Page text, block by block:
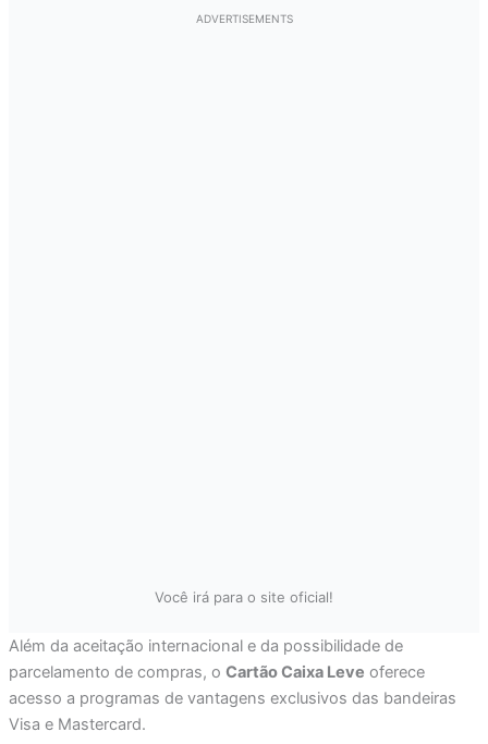
ADVERTISEMENTS
Você irá para o site oficial!
Além da aceitação internacional e da possibilidade de
parcelamento de compras, o Cartão Caixa Leve oferece
acesso a programas de vantagens exclusivos das bandeiras
Visa e Mastercard.